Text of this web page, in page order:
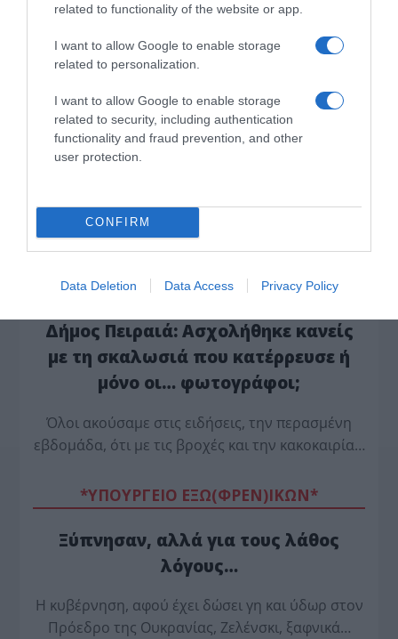
related to functionality of the website or app.
I want to allow Google to enable storage
related to personalization.
I want to allow Google to enable storage
related to security, including authentication
functionality and fraud prevention, and other
user protection.
CONFIRM
Data Deletion Data Access Privacy Policy
*ΤΑ ΆΝΘΗ ΤΟΥ ΚΑΚΟΎ*
Ο Μητσοτάκης κάνει σχέδια για την
Ελλάδα του 2030, ο Ανδρουλάκης για
εκείνη του 2035, ώρα είναι να βγει κι
…να πει ότι στόχος του είναι η πρωτιά στις
εκλογές του 2040 (…στον Σύλλογο…
*ΚΑΤΩ ΣΤΟΝ ΠΕΙΡΑΙΑ* ΤΟΥ Ν. ΠΑΡΑΣΚΕΥΑ
Δήμος Πειραιά: Ασχολήθηκε κανείς
με τη σκαλωσιά που κατέρρευσε ή
μόνο οι… φωτογράφοι;
Όλοι ακούσαμε στις ειδήσεις, την περασμένη
εβδομάδα, ότι με τις βροχές και την κακοκαιρία…
*ΥΠΟΥΡΓΕΙΟ ΕΞΩ(ΦΡΕΝ)ΙΚΩΝ*
Ξύπνησαν, αλλά για τους λάθος
λόγους…
Η κυβέρνηση, αφού έχει δώσει γη και ύδωρ στον
Πρόεδρο της Ουκρανίας, Ζελένσκι, ξαφνικά…